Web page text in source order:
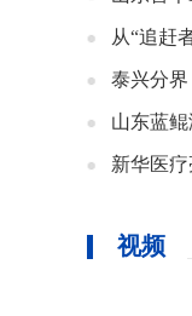
从“追赶
泰兴分
山东蓝
新华医
视频